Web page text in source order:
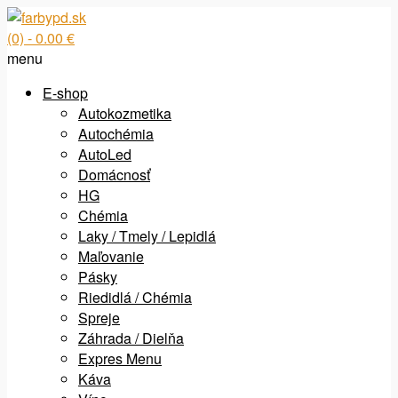
(0) - 0.00 €
menu
E-shop
Autokozmetika
Autochémia
AutoLed
Domácnosť
HG
Chémia
Laky / Tmely / Lepidlá
Maľovanie
Pásky
Riedidlá / Chémia
Spreje
Záhrada / Dielňa
Expres Menu
Káva